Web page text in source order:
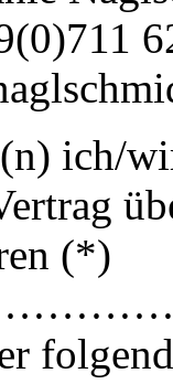
ich/
(*)